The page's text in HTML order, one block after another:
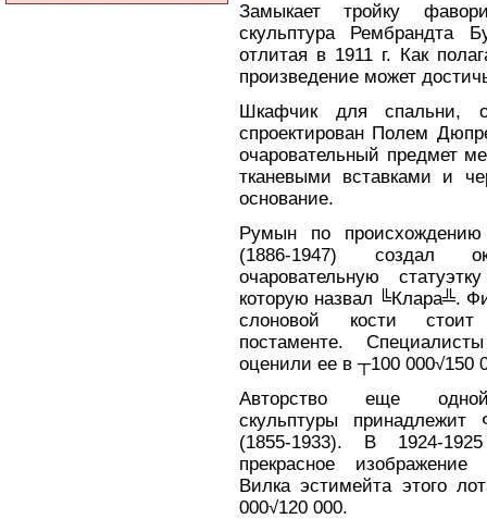
Замыкает тройку
скульптура Рембрандта
отлитая в 1911 г. Как
произведение может
Шкафчик для спальни,
спроектирован Полем
очаровательный предмет
тканевыми вставками и
основание.
Румын по
(1886-1947) создал
очаровательную
которую назвал ╚Клара╩.
слоновой кости
постаменте.
оценили ее в ┬100 000√150
Авторство еще одной
скульптуры принадлежит
(1855-1933). В 1924-
прекрасное
Вилка эстимейта этого
000√120 000.